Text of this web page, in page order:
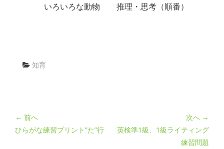
いろいろな動物 推理・思考（順番）
知育
← 前へ
ひらがな練習プリント”た”行
次へ →
英検準1級、1級ライティング
練習問題